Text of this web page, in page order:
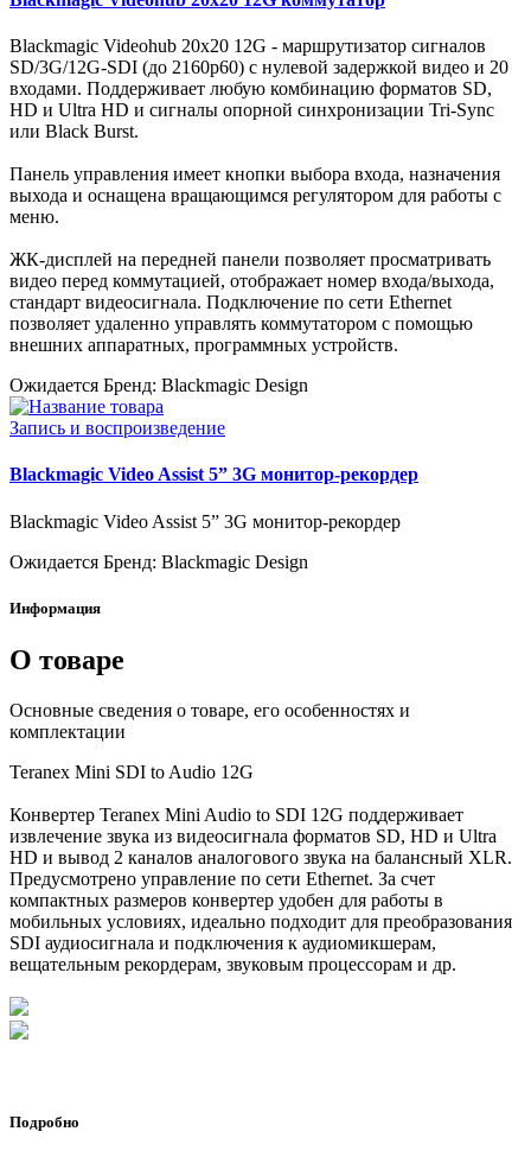
Blackmagic Videohub 20x20 12G - маршрутизатор сигналов
SD/3G/12G-SDI (до 2160p60) с нулевой задержкой видео и 20
входами. Поддерживает любую комбинацию форматов SD,
HD и Ultra HD и сигналы опорной синхронизации Tri-Sync
или Black Burst.
Панель управления имеет кнопки выбора входа, назначения
выхода и оснащена вращающимся регулятором для работы с
меню.
ЖК-дисплей на передней панели позволяет просматривать
видео перед коммутацией, отображает номер входа/выхода,
стандарт видеосигнала. Подключение по сети Ethernet
позволяет удаленно управлять коммутатором с помощью
внешних аппаратных, программных устройств.
Ожидается Бренд: Blackmagic Design
Запись и воспроизведение
Blackmagic Video Assist 5” 3G монитор-рекордер
Blackmagic Video Assist 5” 3G монитор-рекордер
Ожидается Бренд: Blackmagic Design
Информация
О товаре
Основные сведения о товаре, его особенностях и
комплектации
Teranex Mini SDI to Audio 12G
Конвертер Teranex Mini Audio to SDI 12G поддерживает
извлечение звука из видеосигнала форматов SD, HD и Ultra
HD и вывод 2 каналов аналогового звука на балансный XLR.
Предусмотрено управление по сети Ethernet. За счет
компактных размеров конвертер удобен для работы в
мобильных условиях, идеально подходит для преобразования
SDI аудиосигнала и подключения к аудиомикшерам,
вещательным рекордерам, звуковым процессорам и др.
Подробно